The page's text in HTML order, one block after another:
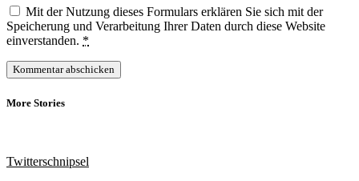
Mit der Nutzung dieses Formulars erklären Sie sich mit der
Speicherung und Verarbeitung Ihrer Daten durch diese Website
einverstanden. *
More Stories
Twitterschnipsel